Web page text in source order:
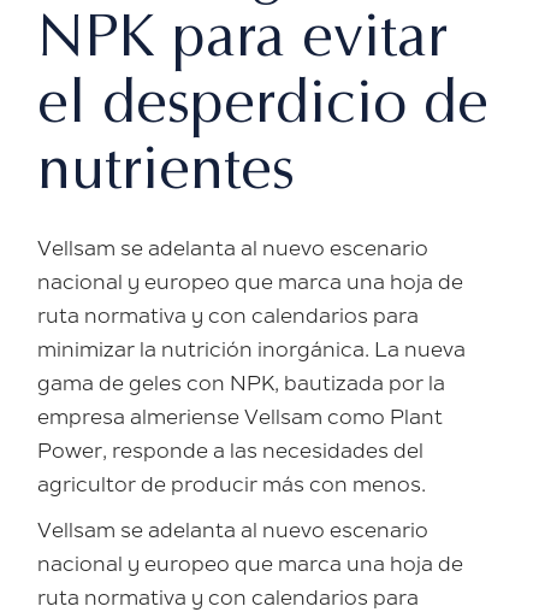
NPK para evitar
el desperdicio de
nutrientes
Vellsam se adelanta al nuevo escenario
nacional y europeo que marca una hoja de
ruta normativa y con calendarios para
minimizar la nutrición inorgánica. La nueva
gama de geles con NPK, bautizada por la
empresa almeriense Vellsam como Plant
Power, responde a las necesidades del
agricultor de producir más con menos.
Vellsam se adelanta al nuevo escenario
nacional y europeo que marca una hoja de
ruta normativa y con calendarios para